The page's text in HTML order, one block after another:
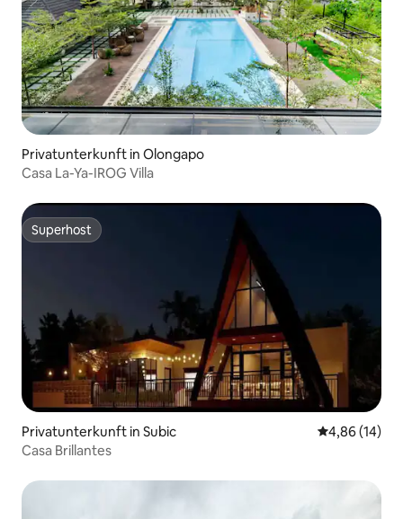
Privatunterkunft in Olongapo
Casa La-Ya-IROG Villa
Superhost
Superhost
Privatunterkunft in Subic
4,86 (14)
Casa Brillantes